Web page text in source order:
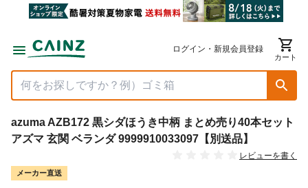
ログイン・新規会員登録
カート
azuma AZB172 黒シダほうき中柄 まとめ売り40本セット
アズマ 玄関 ベランダ 9999910033097【別送品】
レビューを書く
メーカー直送